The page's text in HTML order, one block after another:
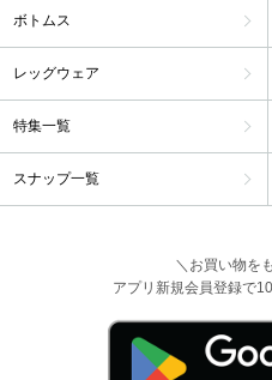
ボトムス
レッグウェア
特集一覧
スナップ一覧
＼お買い物を
アプリ新規会員登録で